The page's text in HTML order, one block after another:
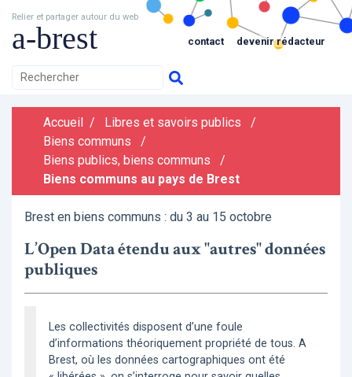
Relier et partager autour du web
a-brest contact devenir rédacteur
Accueil / Libres et savoirs publics
/
Biens communs
/
Biens publics, biens communs
/
Biens communs au pays de Brest
Brest en biens communs : du 3 au 15 octobre
L’Open Data étendu aux "autres" données
publiques
Les collectivités disposent d’une foule
d’informations théoriquement propriété de tous. A
Brest, où les données cartographiques ont été